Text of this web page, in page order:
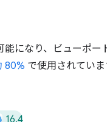
能になり、ビューポー
80% で使用されてい
16.4